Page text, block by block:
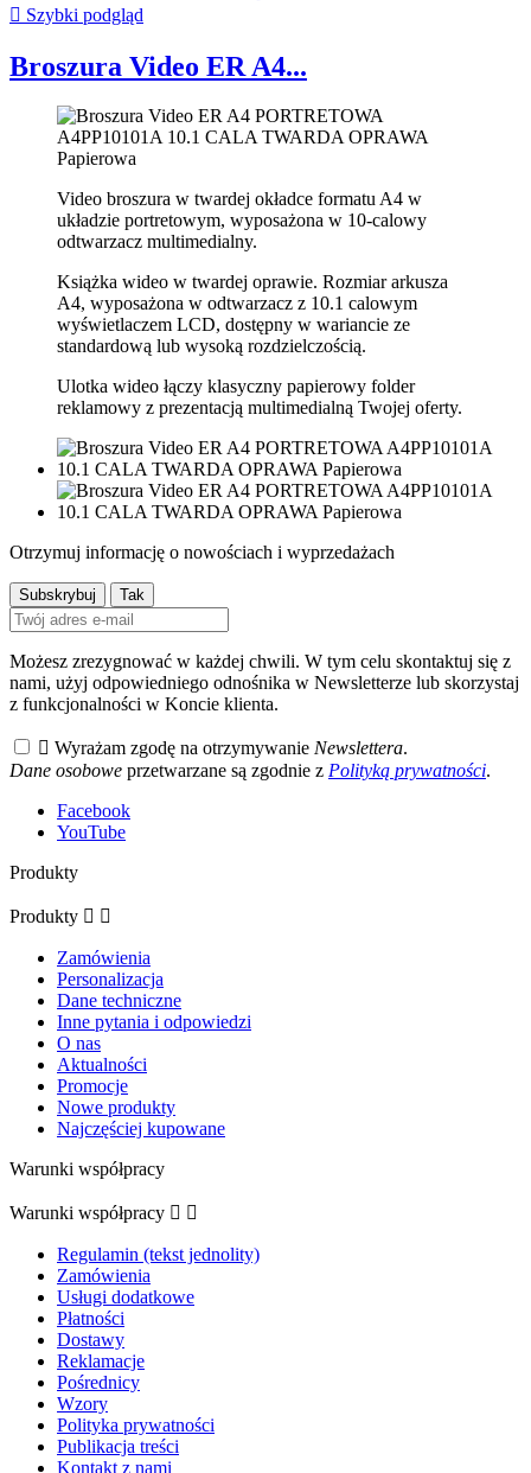
 Szybki podgląd
Broszura Video ER A4...
Video broszura w twardej okładce formatu A4 w
układzie portretowym, wyposażona w 10-calowy
odtwarzacz multimedialny.
Książka wideo w twardej oprawie. Rozmiar arkusza
A4, wyposażona w odtwarzacz z 10.1 calowym
wyświetlaczem LCD, dostępny w wariancie ze
standardową lub wysoką rozdzielczością.
Ulotka wideo łączy klasyczny papierowy folder
reklamowy z prezentacją multimedialną Twojej oferty.
Otrzymuj informację o nowościach i wyprzedażach
Możesz zrezygnować w każdej chwili. W tym celu skontaktuj się z
nami, użyj odpowiedniego odnośnika w Newsletterze lub skorzystaj
z funkcjonalności w Koncie klienta.
 Wyrażam zgodę na otrzymywanie Newslettera.
Dane osobowe przetwarzane są zgodnie z Polityką prywatności.
Facebook
YouTube
Produkty
Produkty  
Zamówienia
Personalizacja
Dane techniczne
Inne pytania i odpowiedzi
O nas
Aktualności
Promocje
Nowe produkty
Najczęściej kupowane
Warunki współpracy
Warunki współpracy  
Regulamin (tekst jednolity)
Zamówienia
Usługi dodatkowe
Płatności
Dostawy
Reklamacje
Pośrednicy
Wzory
Polityka prywatności
Publikacja treści
Kontakt z nami